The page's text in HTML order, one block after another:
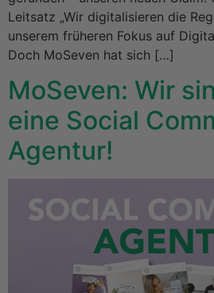
Leitsatz „Wir digitalisieren die
unserem früheren Fokus auf
Doch MoSeven hat sich […]
MoSeven: Wir
eine Social
Agentur!